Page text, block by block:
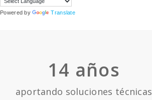
Powered by Translate
14 años
aportando soluciones técnicas